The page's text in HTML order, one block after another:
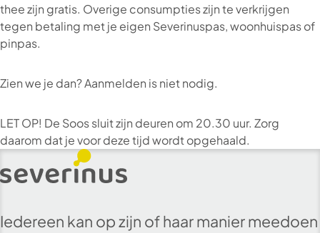
thee zijn gratis. Overige consumpties zijn te verkrijgen
tegen betaling met je eigen Severinuspas, woonhuispas of
pinpas.
Zien we je dan? Aanmelden is niet nodig.
LET OP! De Soos sluit zijn deuren om 20.30 uur. Zorg
daarom dat je voor deze tijd wordt opgehaald.
Iedereen kan op zijn of haar manier meedoen